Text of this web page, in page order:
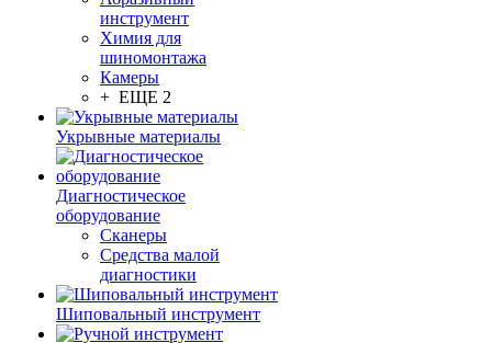
инструмент
Химия для
шиномонтажа
Камеры
+ ЕЩЕ 2
Укрывные материалы
Диагностическое
оборудование
Сканеры
Средства малой
диагностики
Шиповальный инструмент